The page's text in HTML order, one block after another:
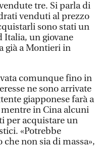
tre. Si parla di
venduti al prezzo
sono stati un
Italia, un giovane
già a Montieri in
comunque fino in
ne sono arrivate
giapponese farà a
in Cina alcuni
per acquistare un
«Potrebbe
non sia di massa»,